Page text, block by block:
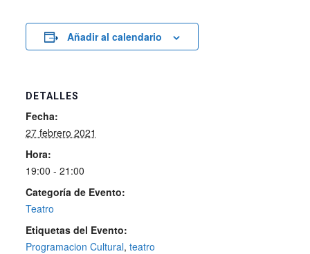
Añadir al calendario
DETALLES
Fecha:
27 febrero 2021
Hora:
19:00 - 21:00
Categoría de Evento:
Teatro
Etiquetas del Evento:
Programacion Cultural, teatro